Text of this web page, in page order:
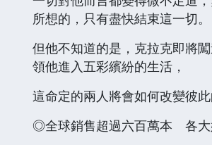
所想的，只有盡快結束這一切。
但他不知道的是，克拉克即將
領他進入五彩繽紛的生活，
這命定的兩人將會如何改變彼此
◎全球銷售超過六百萬本 各